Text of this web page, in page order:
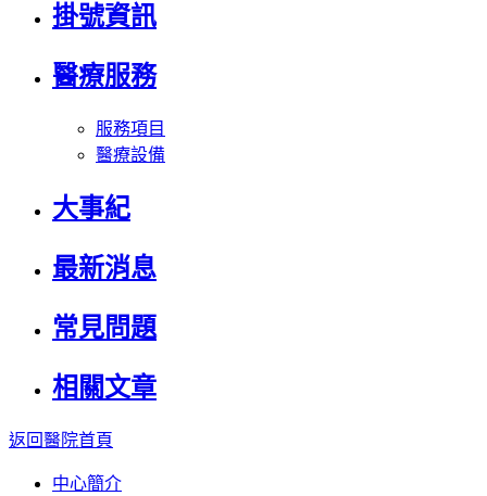
掛號資訊
醫療服務
服務項目
醫療設備
大事紀
最新消息
常見問題
相關文章
返回醫院首頁
中心簡介